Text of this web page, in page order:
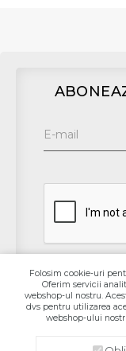
Contact
Folosim cookie-uri
Oferim servicii
webshop-ul nostru.
dvs pentru utilizarea
webshop-ului